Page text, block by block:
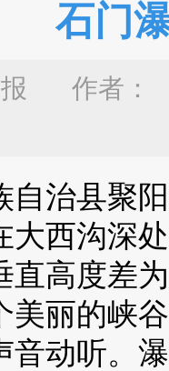
石门
作者：
治县聚阳
大西沟深
高度差为
美丽的峡
音动听。